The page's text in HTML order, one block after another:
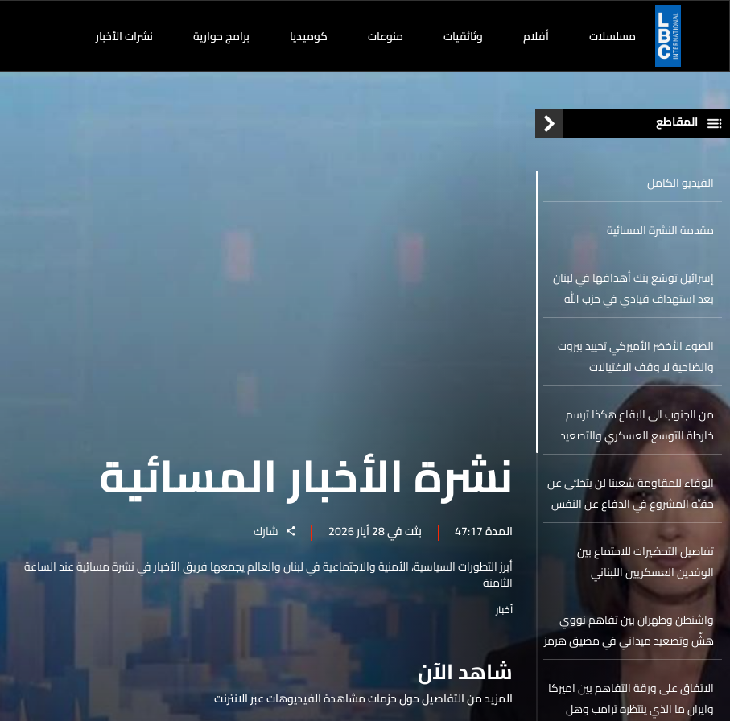
مسلسلات أفلام وثائقيات منوعات كوميديا برامج حوارية نشرات الأخبار
نشرة الأخبار المسائية
المدة 47:17 بثت في 28 أيار 2026
شارك
أبرز التطورات السياسية، الأمنية والاجتماعية في لبنان والعالم يجمعها فريق الأخبار في نشرة مسائية عند الساعة
الثامنة
أخبار
شاهد الآن
المزيد من التفاصيل حول حزمات مشاهدة الفيديوهات عبر الانترنت
المقاطع
الفيديو الكامل
مقدمة النشرة المسائية
إسرائيل توسّع بنك أهدافها في لبنان
بعد استهداف قيادي في حزب الله
الضوء الأخضر الأميركي تحييد بيروت
والضاحية لا وقف الاغتيالات
من الجنوب الى البقاع هكذا ترسم
خارطة التوسع العسكري والتصعيد
السياسي
الوفاء للمقاومة شعبنا لن يتخلَّى عن
حقِّه المشروع في الدفاع عن النفس
تفاصيل التحضيرات للاجتماع بين
الوفدين العسكريين اللبناني
والاسرائيلي في واشنطن…
واشنطن وطهران بين تفاهم نووي
هشّ وتصعيد ميداني في مضيق هرمز
الاتفاق على ورقة التفاهم بين اميركا
وايران ما الذي ينتظره ترامب وهل